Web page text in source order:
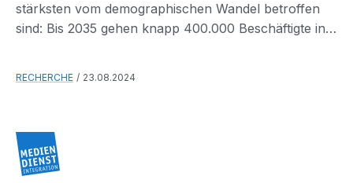
stärksten vom demographischen Wandel betroffen
sind: Bis 2035 gehen knapp 400.000 Beschäftigte in
RECHERCHE 23.08.2024